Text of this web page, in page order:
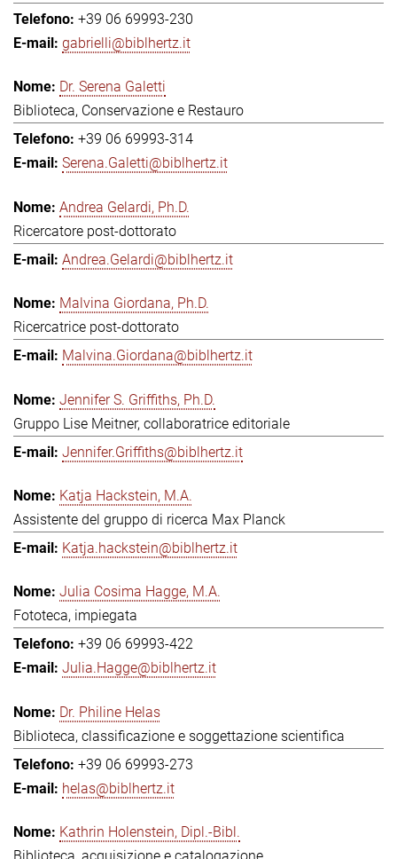
+39 06 69993-230
gabrielli@biblhertz.it
Dr. Serena Galetti
Biblioteca, Conservazione e Restauro
+39 06 69993-314
Serena.Galetti@biblhertz.it
Andrea Gelardi, Ph.D.
Ricercatore post-dottorato
Andrea.Gelardi@biblhertz.it
Malvina Giordana, Ph.D.
Ricercatrice post-dottorato
Malvina.Giordana@biblhertz.it
Jennifer S. Griffiths, Ph.D.
Gruppo Lise Meitner, collaboratrice editoriale
Jennifer.Griffiths@biblhertz.it
Katja Hackstein, M.A.
Assistente del gruppo di ricerca Max Planck
Katja.hackstein@biblhertz.it
Julia Cosima Hagge, M.A.
Fototeca, impiegata
+39 06 69993-422
Julia.Hagge@biblhertz.it
Dr. Philine Helas
Biblioteca, classificazione e soggettazione scientifica
+39 06 69993-273
helas@biblhertz.it
Kathrin Holenstein, Dipl.-Bibl.